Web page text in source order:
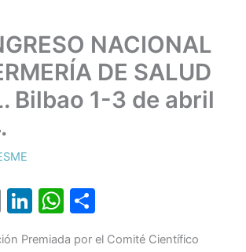
NACIONAL
DE SALUD
Bilbao 1-3 de abril
E
m
Li W
Premiada por el Comité Científico